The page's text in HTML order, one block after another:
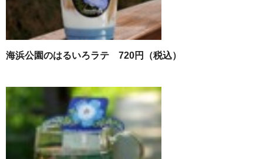
海浜公園のはるいろラテ 720円（税込）